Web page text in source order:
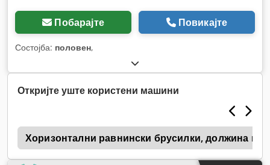
Побарајте Повикајте
Состојба: половен,
Откријте уште користени машини
Хоризонтални равнински брусилки, должина на